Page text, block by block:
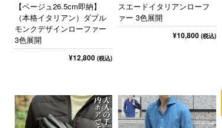
【ベージュ26.5cm即納】
（本格イタリアン）ダブル
モンクデザインローファー
3色展開
¥12,800 (税込)
スエードイタリアンローフ
ァー 3色展開
¥10,800(税込)